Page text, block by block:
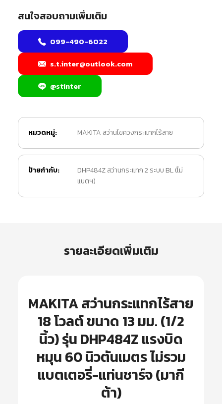
สนใจสอบถามเพิ่มเติม
099-490-6022
s.t.inter@outlook.com
@stinter
หมวดหมู่: MAKITA สว่านไขควงกระแทกไร้สาย
ป้ายกำกับ:
DHP484Z สว่านกระแทก 2 ระบบ BL (ไม่
แบตฯ)
รายละเอียดเพิ่มเติม
MAKITA สว่านกระแทกไร้สาย
18 โวลต์ ขนาด 13 มม. (1/2
นิ้ว) รุ่น DHP484Z แรงบิด
หมุน 60 นิวตันเมตร ไม่รวม
แบตเตอรี่-แท่นชาร์จ (มากี
ต้า)